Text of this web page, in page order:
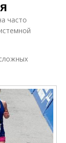
часто